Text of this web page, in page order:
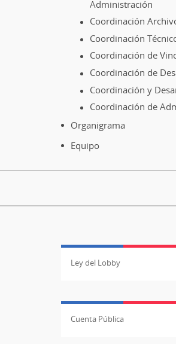
Administración
Coordinación
Coordinación
Coordinación de
Coordinación de
Coordinación y
Coordinación de
Organigrama
Equipo
Ley del Lobby
Cuenta Pública